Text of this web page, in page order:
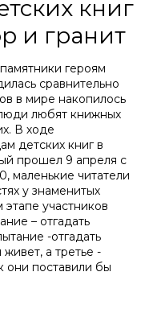
книг
и гранит
героям
сравнительно
в мире накопилось
любят книжных
В ходе
детских книг в
прошел 9 апреля с
маленькие читатели
у знаменитых
участников
– отгадать
-отгадать
живет, а третье -
они поставили бы